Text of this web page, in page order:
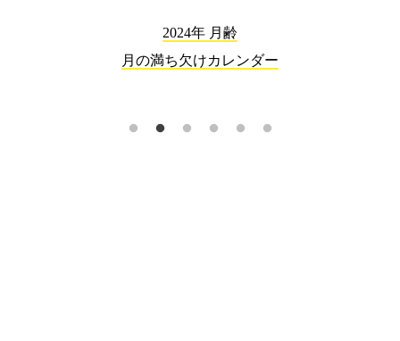
2024年 月齢
月の満ち欠けカレンダー